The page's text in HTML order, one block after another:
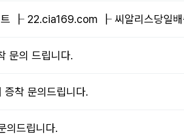
트 ┠ 22.cia169.com ┠ 씨알리스당일배
문의 드립니다.
증착 문의드립니다.
의드립니다.